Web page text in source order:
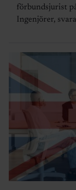
förbundsjurist
Ingenjörer,